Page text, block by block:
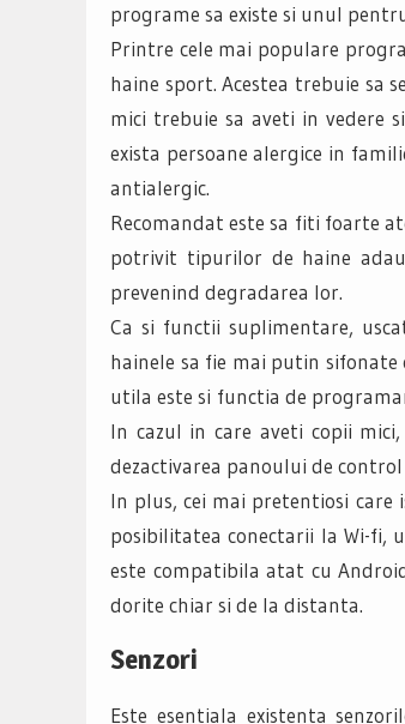
programe sa existe si unul
Printre cele mai populare
haine sport. Acestea trebuie sa
mici trebuie sa aveti in vedere
exista persoane alergice in
antialergic.
Recomandat este sa fiti foarte
potrivit tipurilor de haine
prevenind degradarea lor.
Ca si functii suplimentare,
hainele sa fie mai putin sifonate
utila este si functia de
In cazul in care aveti copii
dezactivarea panoului de
In plus, cei mai pretentiosi
posibilitatea conectarii la Wi-fi,
este compatibila atat cu
dorite chiar si de la distanta.
Senzori
Este esentiala existenta